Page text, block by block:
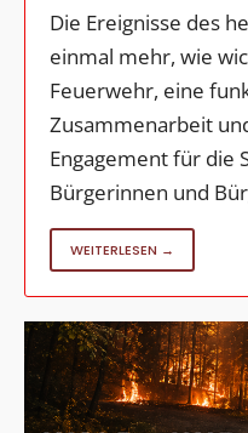
Die Ereignisse des
einmal mehr, wie
Feuerwehr, eine
Zusammenarbeit
Engagement für die
Bürgerinnen und
WEITERLESEN →